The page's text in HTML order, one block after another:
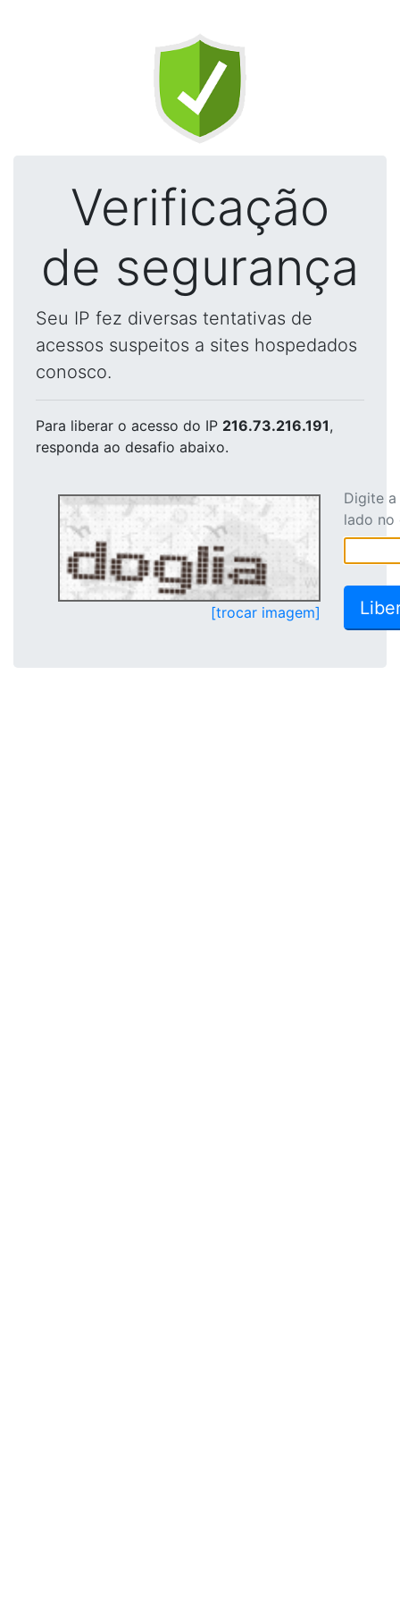
Verificação
de segurança
Seu IP fez diversas tentativas de
acessos suspeitos a sites hospedados
conosco.
Para liberar o acesso do IP 216.73.216.191,
responda ao desafio abaixo.
[trocar imagem]
Digite
lado no